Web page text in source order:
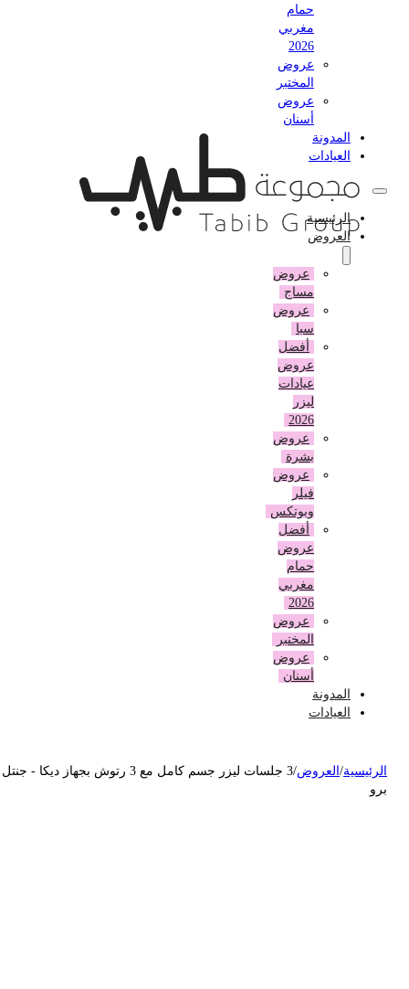
حمام
مغربي
عروض
المختبر
عروض
أسنان
المدونة
العيادات
الرئيسية
العروض
عروض
مساج
عروض
أفضل
عروض
عيادات
عروض
بشرة
عروض
وبوتكس
أفضل
عروض
حمام
مغربي
عروض
المختبر
عروض
أسنان
المدونة
العيادات
/العروض
3 جلسات ليزر جسم كامل مع 3 رتوش بجهاز ديكا - جنتل